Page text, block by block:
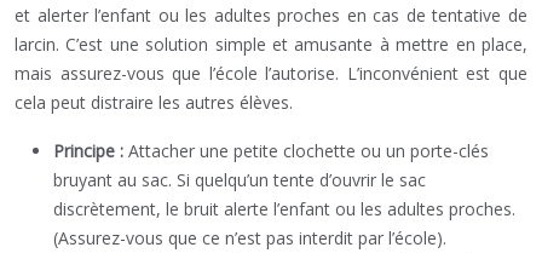
et alerter l’enfant ou les adultes proches en cas de tentative de
larcin. C’est une solution simple et amusante à mettre en place,
mais assurez-vous que l’école l’autorise. L’inconvénient est que
cela peut distraire les autres élèves.
Principe : Attacher une petite clochette ou un porte-clés
bruyant au sac. Si quelqu’un tente d’ouvrir le sac
discrètement, le bruit alerte l’enfant ou les adultes proches.
(Assurez-vous que ce n’est pas interdit par l’école).